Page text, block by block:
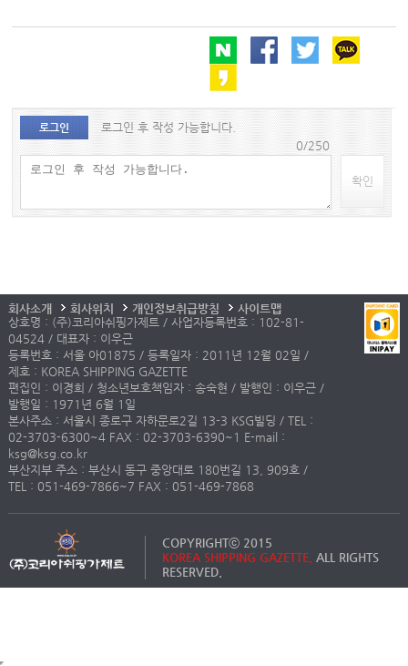
로그인
로그인 후 작성 가능합니다.
0/250
확인
회사소개 회사위치 개인정보취급방침
사이트맵
상호명 : (주)코리아쉬핑가제트 / 사업자등록번호 : 102-81-
04524 / 대표자 : 이우근
등록번호 : 서울 아01875 / 등록일자 : 2011년 12월 02일 /
제호 : KOREA SHIPPING GAZETTE
편집인 : 이경희 / 청소년보호책임자 : 송숙현 / 발행인 : 이우근 /
발행일 : 1971년 6월 1일
본사주소 : 서울시 종로구 자하문로2길 13-3 KSG빌딩 / TEL :
02-3703-6300~4 FAX : 02-3703-6390~1 E-mail :
ksg@ksg.co.kr
부산지부 주소 : 부산시 동구 중앙대로 180번길 13, 909호 /
TEL : 051-469-7866~7 FAX : 051-469-7868
COPYRIGHTⓒ 2015
KOREA SHIPPING GAZETTE. ALL RIGHTS
RESERVED.